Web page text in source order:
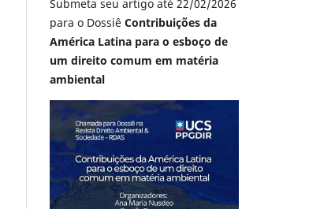
Submeta seu artigo até 22/02/2026
para o Dossiê Contribuições da
América Latina para o esboço de
um direito comum em matéria
ambiental